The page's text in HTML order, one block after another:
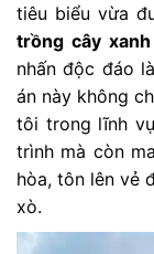
tiêu biểu vừa
trồng cây
nhấn độc đáo
án này không
tôi trong lĩnh
trình mà còn
hòa, tôn lên vẻ
xò.